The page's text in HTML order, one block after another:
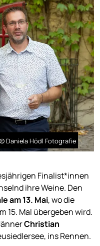
Daniela Hödl Fotografie
Finalist*innen
ihre Weine. Den
am 13. Mai, wo die
15. Mal übergeben wird.
Christian
ins Rennen.